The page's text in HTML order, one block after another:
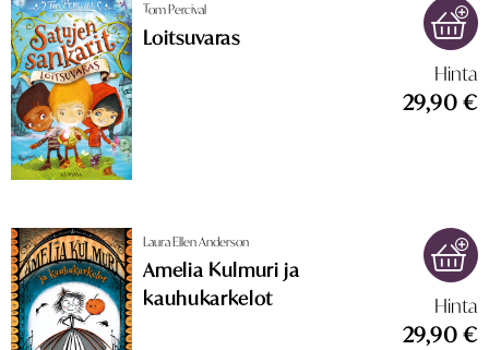
Hinta
29,90 €
Tom Percival
Loitsuvaras
Hinta
29,90 €
Laura Ellen Anderson
Amelia Kulmuri ja
kauhukarkelot